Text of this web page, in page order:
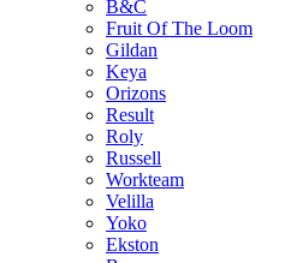
B&C
Fruit Of The Loom
Gildan
Keya
Orizons
Result
Roly
Russell
Workteam
Velilla
Yoko
Ekston